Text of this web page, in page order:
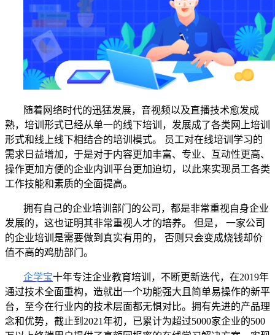
随着网络时代的迅猛发展，音视频以及直播技术愈发成
熟，培训形式已经从单一的线下培训，发展成了各类网上培训
形式和线上线下相结合的培训模式。
员工对在线培训学习的
需求日益增加， 于是对于内容更加丰富、专业、互动性更高、
操作更加方便的企业内训 平台更加迫切， 以此来实现员工各类
工作技能和素质的全面提高。
拥有自己的企业培训部门 的公司 ，都是非常重视自身企业
发展的，这也证明其非常重视人才的培养。 但是，
一家公司
的企业培训 是需要做到真实有用的， 否则只会变成烧钱却价
值不高的鸡肋部门。
企学宝十年专注企业教育培训 ， 不断更新迭代，在2019年
通过技术全面重构， 造就出一个功能强大且简单易操作的新平
台，至今在行业内的技术层面都无惧对比。拥有先进的产品理
念和优势， 截止到 2021年初， 已累计为超过5000家企业的500